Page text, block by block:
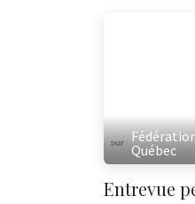
Québec
Entrevue